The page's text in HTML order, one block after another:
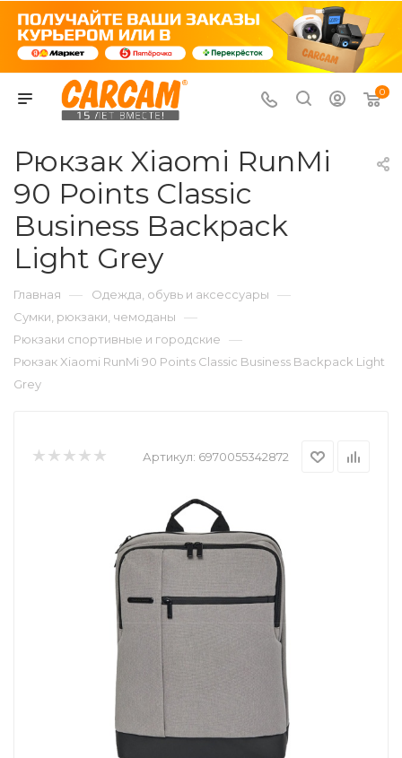
0
Рюкзак Xiaomi RunMi
90 Points Classic
Business Backpack
Light Grey
Главная — Одежда, обувь и аксессуары —
Сумки, рюкзаки, чемоданы —
Рюкзаки спортивные и городские —
Рюкзак Xiaomi RunMi 90 Points Classic Business Backpack Light
Grey
Артикул: 6970055342872